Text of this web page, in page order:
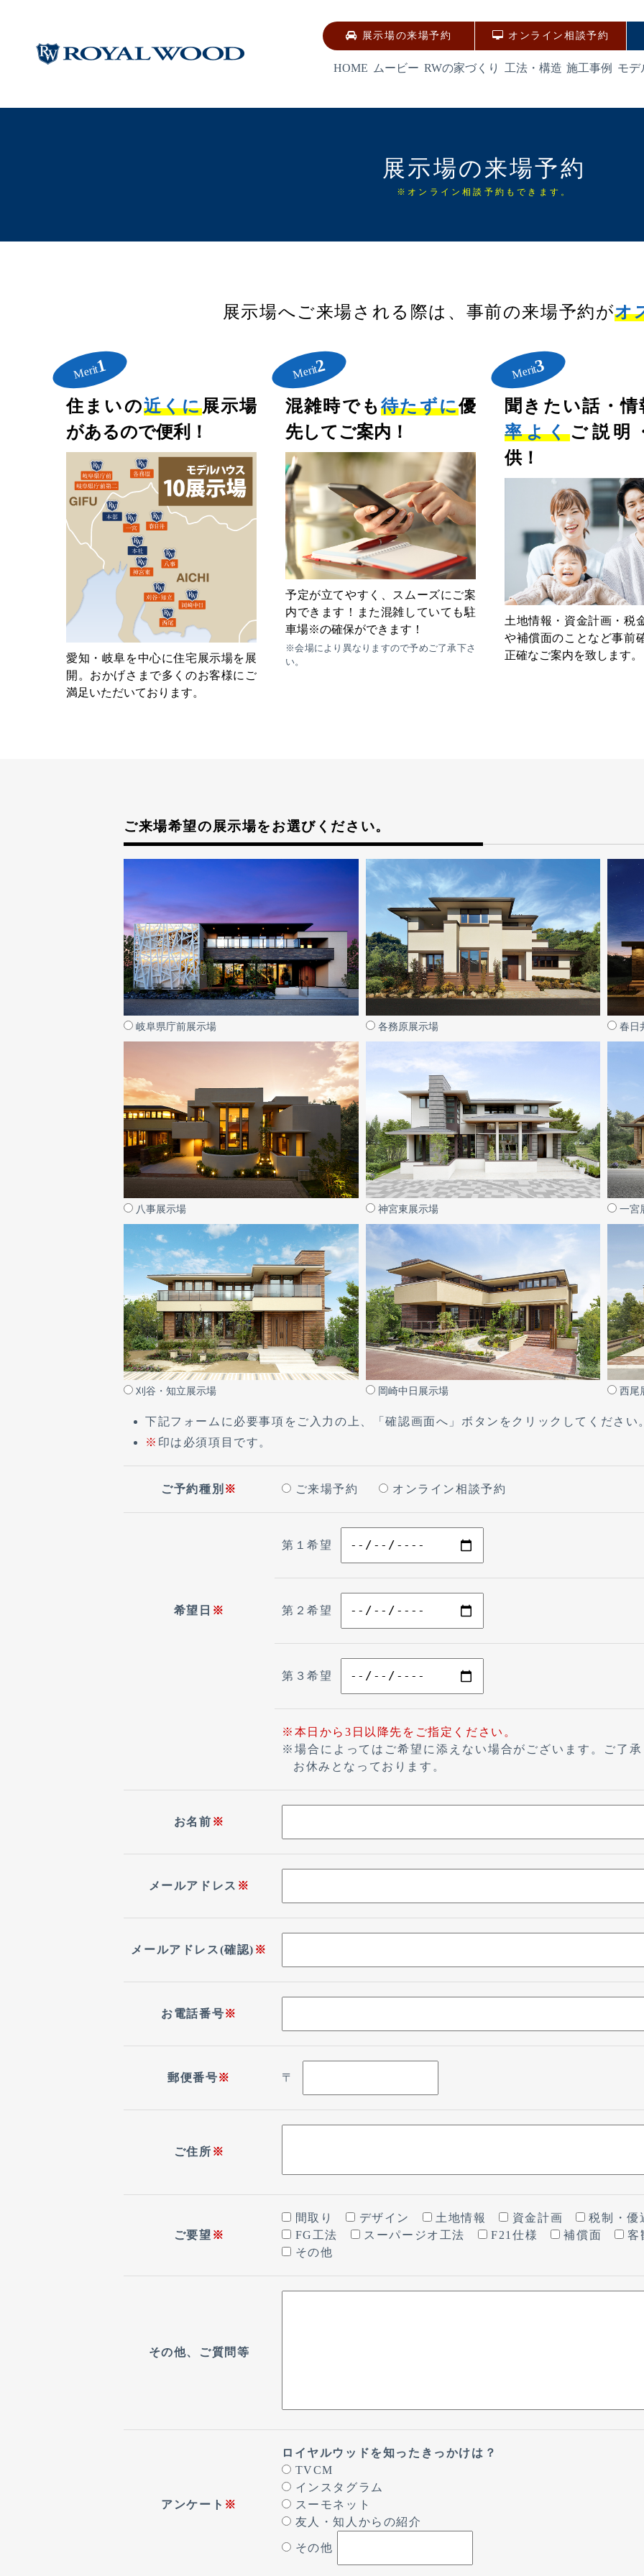
展示場の来場予約 オンライン相談予約
HOME ムービー RWの家づくり 工法・構造 施工事例 モデ
展示場の来場予約
※オンライン相談予約もできます。
展示場へご来場される際は、事前の来場予約がオ
Merit1
住まいの近くに展示場
があるので便利！
愛知・岐阜を中心に住宅展示場を展
開。おかげさまで多くのお客様にご
満足いただいております。
Merit2
混雑時でも待たずに優
先してご案内！
予定が立てやすく、スムーズにご案
内できます！また混雑していても駐
車場※の確保ができます！
※会場により異なりますので予めご了承下さ
い。
Merit3
聞きたい話・情
率よくご説明
供！
土地情報・資金計画・税
や補償面のことなど事前
正確なご案内を致します。
ご来場希望の展示場をお選びください。
岐阜県庁前展示場 各務原展示場 春日
八事展示場 神宮東展示場 一宮
刈谷・知立展示場 岡崎中日展示場 西尾
下記フォームに必要事項をご入力の上、「確認画面へ」ボタンをクリックしてください
※ 印は必須項目です。
ご予約種別 ※ ご来場予約 オンライン相談予約
希望日 ※
第１希望
第２希望
第３希望
※本日から3日以降先をご指定ください。
※場合によってはご希望に添えない場合がございます。ご了
お休みとなっております。
お名前 ※
メールアドレス ※
メールアドレス(確認) ※
お電話番号※
郵便番号※ 〒
ご住所 ※
ご要望 ※
間取り デザイン 土地情報 資金計画
税制・
FG工法
スーパージオ工法 F21仕様 補償面
客
その他
その他、ご質問等
アンケート ※
ロイヤルウッドを知ったきっかけは？
TVCM
インスタグラム
スーモネット
友人・知人からの紹介
その他